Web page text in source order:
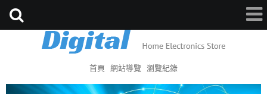
首頁 網站導覽 瀏覽紀錄